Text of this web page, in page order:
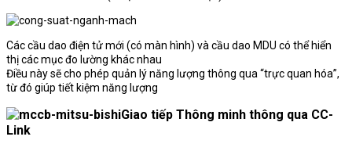
Các cầu dao điện tử mới (có màn hình) và cầu dao MDU có thể hiển
thị các mục đo lường khác nhau
Điều này sẽ cho phép quản lý năng lượng thông qua “trực quan hóa”,
từ đó giúp tiết kiệm năng lượng
Giao tiếp Thông minh thông qua CC-
Link